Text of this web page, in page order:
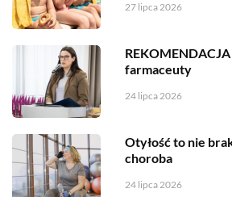
27 lipca 2026
farmaceuty
24 lipca 2026
Otyłość to nie
choroba
24 lipca 2026